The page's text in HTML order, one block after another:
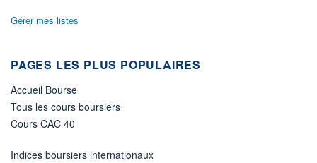
Non éligible
Gérer mes listes
PAGES LES PLUS POPULAIRES
Accueil Bourse
Tous les cours boursiers
Cours CAC 40
Indices boursiers internationaux